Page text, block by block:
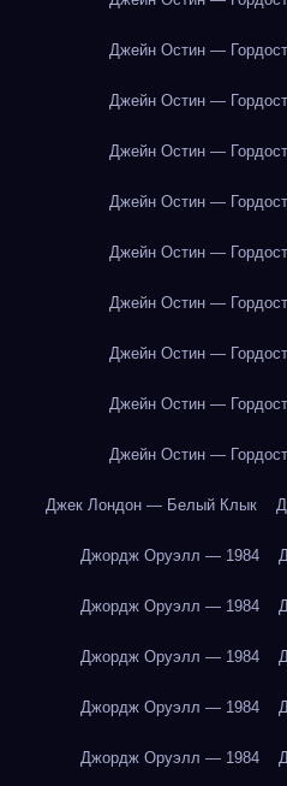
Джейн Остин —
Джейн Остин —
Джейн Остин —
Джейн Остин —
Джейн Остин —
Джейн Остин —
Джейн Остин —
Джейн Остин —
Джейн Остин —
Джек Лондон — Белый Клык
Джордж Оруэлл — 1984
Джордж Оруэлл — 1984
Джордж Оруэлл — 1984
Джордж Оруэлл — 1984
Джордж Оруэлл — 1984